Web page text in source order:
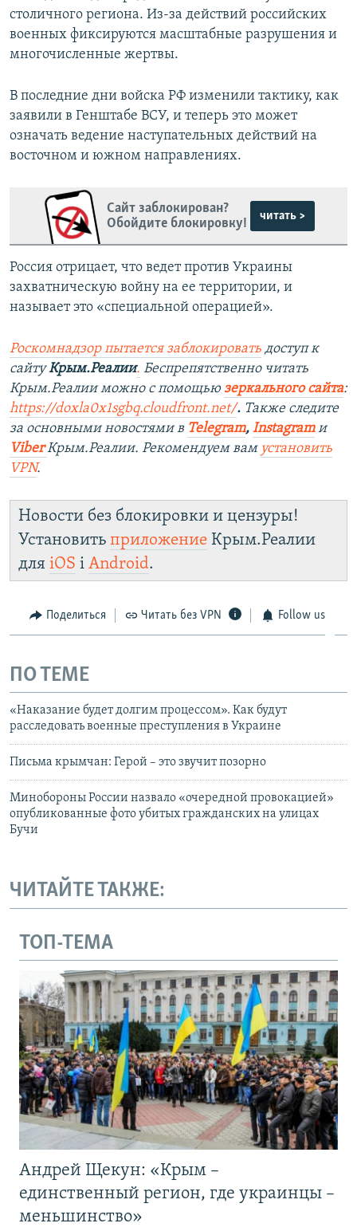
столичного региона. Из-за действий российских
военных фиксируются масштабные разрушения и
многочисленные жертвы.
В последние дни войска РФ изменили тактику, как
заявили в Генштабе ВСУ, и теперь это может
означать ведение наступательных действий на
восточном и южном направлениях.
Сайт заблокирован?
Обойдите блокировку!
читать >
Россия отрицает, что ведет против Украины
захватническую войну на ее территории, и
называет это «специальной операцией».
Роскомнадзор пытается заблокировать доступ к
сайтуКрым.Реалии. Беспрепятственно читать
Крым.Реалии можно с помощью зеркального сайта:
https://doxla0x1sgbq.cloudfront.net/. Также следите
за основными новостями в Telegram, Instagramи
ViberКрым.Реалии. Рекомендуем вам установить
VPN.
Новости без блокировки и цензуры!
Установить приложение Крым.Реалии
для iOS і Android.
Поделиться Читать без VPN Follow us
ПО ТЕМЕ
«Наказание будет долгим процессом». Как будут
расследовать военные преступления в Украине
Письма крымчан: Герой – это звучит позорно
Минобороны России назвало «очередной провокацией»
опубликованные фото убитых гражданских на улицах
Бучи
ЧИТАЙТЕ ТАКЖЕ:
ТОП-ТЕМА
Андрей Щекун: «Крым –
единственный регион, где украинцы –
меньшинство»